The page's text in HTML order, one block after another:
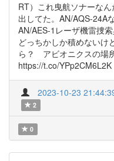
RT）これ曳航ソナーな
出してた。AN/AQS-24A
AN/AES-1レーザ機雷捜
どっちかしか積めないけ
ら？ アビオニクスの場
https://t.co/YPp2CM6L2K
2023-10-23
2
0